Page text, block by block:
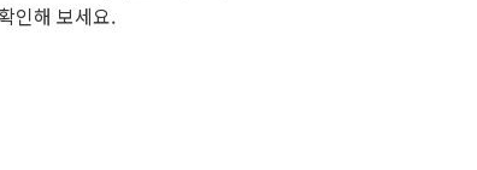
인해 보세요.